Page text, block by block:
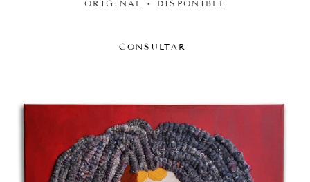
ORIGINAL • DISPONIBLE
CONSULTAR